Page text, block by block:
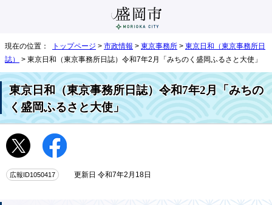
現在の位置： トップページ > 市政情報 > 東京事務所 > 東京日和（東京事務所日
誌）
> 東京日和（東京事務所日誌）令和7年2月「みちのく盛岡ふるさと大使」
東京日和（東京事務所日誌）令和7年2月「みちの
く盛岡ふるさと大使」
広報ID1050417 更新日 令和7年2月18日